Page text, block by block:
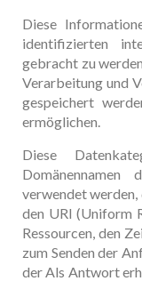
Diese
identifizierten
gebracht zu
Verarbeitung und
gespeichert
ermöglichen.
Diese
verwendet werden,
den URI (Uniform
Ressourcen, den
zum Senden der
der Als Antwort